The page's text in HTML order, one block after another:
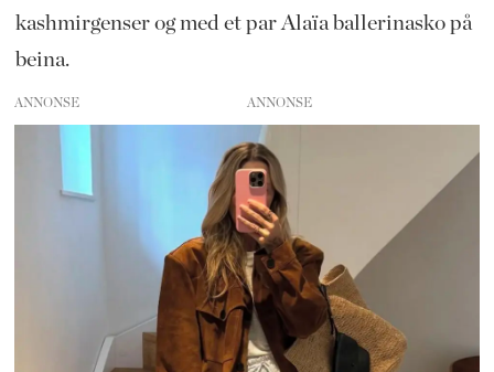
kashmirgenser og med et par Alaïa ballerinasko på
beina.
ANNONSE